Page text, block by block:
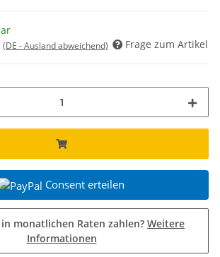
(DE - Ausland abweichend) Frage zum Artikel
Consent erteilen
monatlichen Raten zahlen? Weitere
Informationen